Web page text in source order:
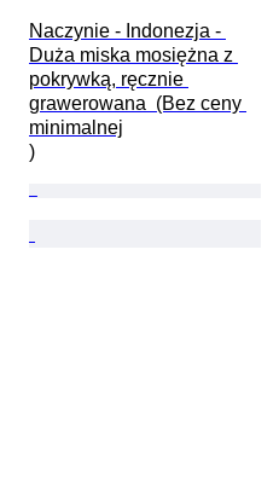
Naczynie - Indonezja -
Duża miska mosiężna z
pokrywką, ręcznie
grawerowana  (Bez ceny
minimalnej
)